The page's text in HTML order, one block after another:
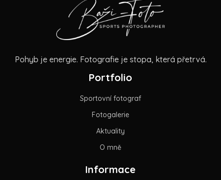
Pohyb je energie. Fotografie je stopa, která přetrvá.
Portfolio
Sportovní fotograf
Fotogalerie
Aktuality
O mně
Informace